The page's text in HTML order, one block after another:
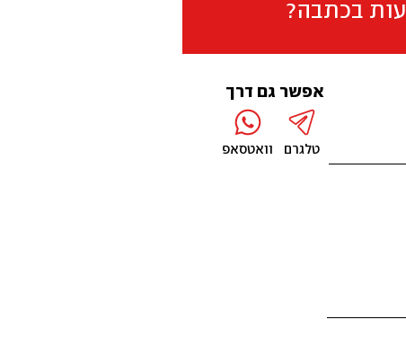
בכתבה?
אפשר גם דרך
טלגרם וואטסאפ